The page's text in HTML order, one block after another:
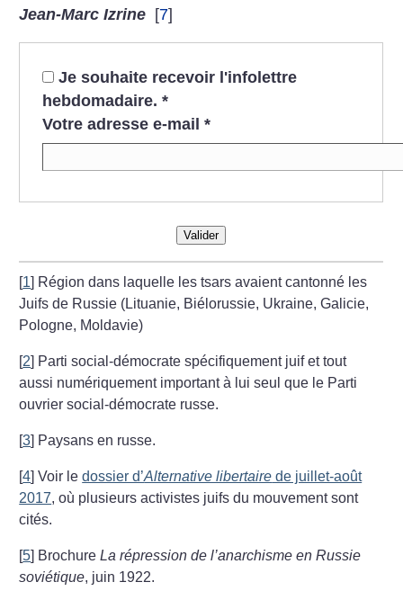
Jean-Marc Izrine [7]
Je souhaite recevoir l'infolettre
hebdomadaire. *
Votre adresse e-mail *
Valider
[1] Région dans laquelle les tsars avaient cantonné les
Juifs de Russie (Lituanie, Biélorussie, Ukraine, Galicie,
Pologne, Moldavie)
[2] Parti social-démocrate spécifiquement juif et tout
aussi numériquement important à lui seul que le Parti
ouvrier social-démocrate russe.
[3] Paysans en russe.
[4]Voir ledossier d’Alternative libertaire de juillet-août
2017, où plusieurs activistes juifs du mouvement sont
cités.
[5] BrochureLa répression de l’anarchisme en Russie
soviétique, juin 1922.